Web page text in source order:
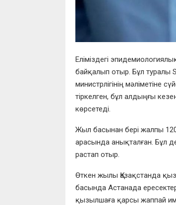
Еліміздегі
байқалып отыр. Бұл туралы
министрлігінің
тіркелген, бұл алдыңғы
көрсетеді.
Жыл басынан бері жалпы
арасында анықталған. Бұл
растап отыр.
Өткен жылы Қазақстанда
басында Астанада
қызылшаға қарсы жаппай